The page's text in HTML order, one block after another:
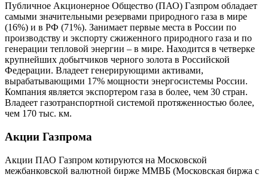
Публичное Акционерное Общество (ПАО) Газпром обладает
самыми значительными резервами природного газа в мире
(16%) и в РФ (71%). Занимает первые места в России по
производству и экспорту сжиженного природного газа и по
генерации тепловой энергии – в мире. Находится в четверке
крупнейших добытчиков черного золота в Российской
Федерации. Владеет генерирующими активами,
вырабатывающими 17% мощности энергосистемы России.
Компания является экспортером газа в более, чем 30 стран.
Владеет газотранспортной системой протяженностью более,
чем 170 тыс. км.
Акции Газпрома
Акции ПАО Газпром котируются на Московской
межбанковской валютной бирже ММВБ (Московская биржа с